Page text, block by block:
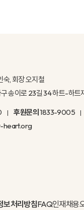
, 회장 오지철
송이로 23길 34 하트-하트
후원문의1833-9005
heart.org
보처리방침FAQ인재채용